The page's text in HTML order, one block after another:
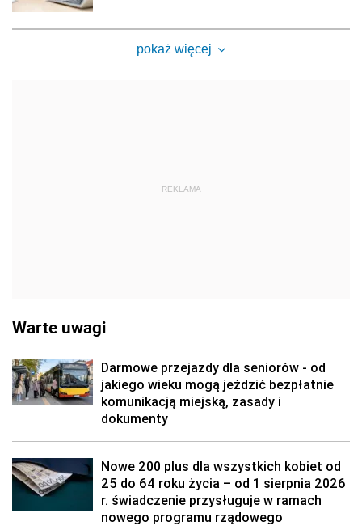
pokaż więcej
REKLAMA
Warte uwagi
Darmowe przejazdy dla seniorów - od
jakiego wieku mogą jeździć bezpłatnie
komunikacją miejską, zasady i
dokumenty
Nowe 200 plus dla wszystkich kobiet od
25 do 64 roku życia – od 1 sierpnia 2026
r. świadczenie przysługuje w ramach
nowego programu rządowego